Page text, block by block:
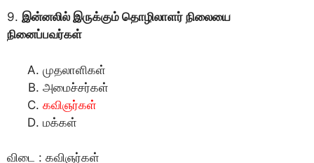
9. இன்னலில் இருக்கும் தொழிலாளர் நிலையை
நினைப்பவர்கள்
முதலாளிகள்
அமைச்சர்கள்
கவிஞர்கள்
மக்கள்
விடை : கவிஞர்கள்